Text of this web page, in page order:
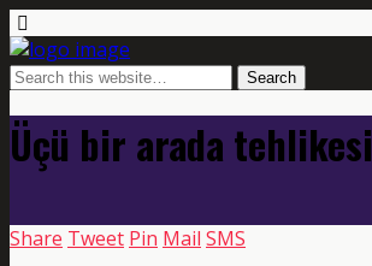
Üçü bir arada tehlikesi
Share Tweet Pin Mail SMS